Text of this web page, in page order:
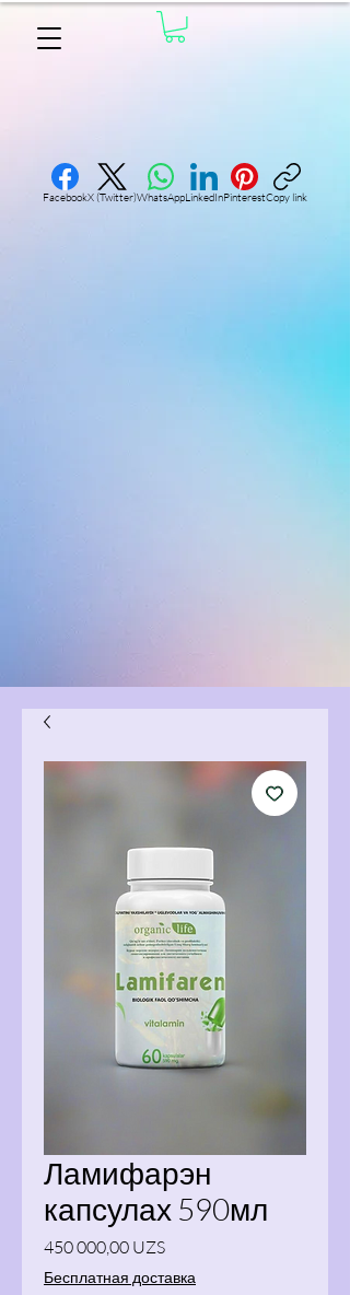
FacebookX (Twitter)WhatsAppLinkedInPinterestCopy link
Ламифарэн
капсулах 590мл
450 000,00 UZSPrice
Бесплатная доставка